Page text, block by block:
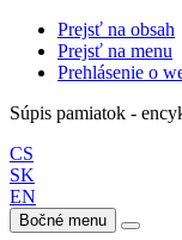
Prejsť na obsah
Prejsť na menu
Prehlásenie o
Súpis pamiatok -
CS
SK
EN
Bočné menu